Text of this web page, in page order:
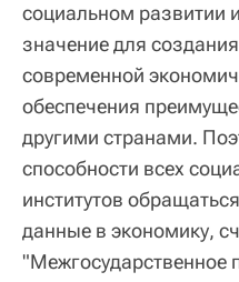
социальном развитии
значение для
современной
обеспечения
другими странами.
способности всех
институтов
данные в экономику,
"Межгосударственное